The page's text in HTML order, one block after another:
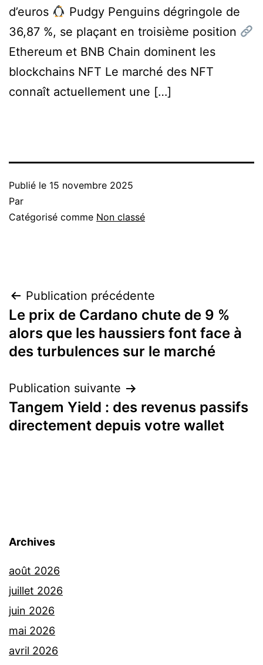
d’euros
Pudgy Penguins dégringole de
36,87 %, se plaçant en troisième position
Ethereum et BNB Chain dominent les
blockchains NFT Le marché des NFT
connaît actuellement une […]
Publié le 15 novembre 2025
Par
Catégorisé comme Non classé
Navigation
de
l’article
Publication précédente
Le prix de Cardano chute de 9 %
alors que les haussiers font face à
des turbulences sur le marché
Publication suivante
Tangem Yield : des revenus passifs
directement depuis votre wallet
Archives
août 2026
juillet 2026
juin 2026
mai 2026
avril 2026